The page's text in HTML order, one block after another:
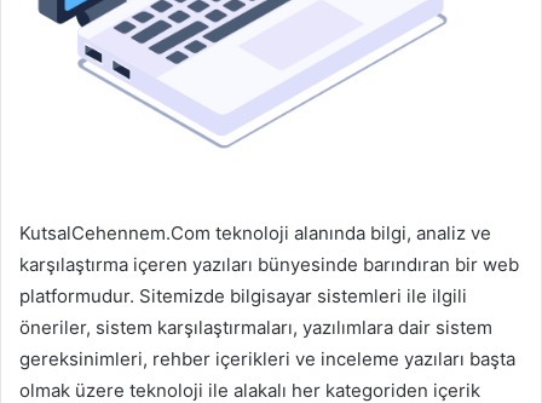
KutsalCehennem.Com teknoloji alanında bilgi, analiz ve
karşılaştırma içeren yazıları bünyesinde barındıran bir web
platformudur. Sitemizde bilgisayar sistemleri ile ilgili
öneriler, sistem karşılaştırmaları, yazılımlara dair sistem
gereksinimleri, rehber içerikleri ve inceleme yazıları başta
olmak üzere teknoloji ile alakalı her kategoriden içerik